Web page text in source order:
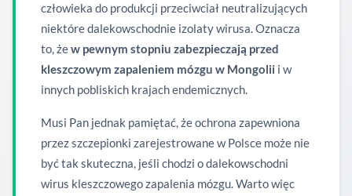
człowieka do produkcji przeciwciał neutralizujących
niektóre dalekowschodnie izolaty wirusa. Oznacza
to, żew pewnym stopniu zabezpieczają przed
kleszczowym zapaleniem mózgu w Mongolii i w
innych pobliskich krajach endemicznych.
Musi Pan jednak pamiętać, że ochrona zapewniona
przez szczepionki zarejestrowane w Polsce może nie
być tak skuteczna, jeśli chodzi o dalekowschodni
wirus kleszczowego zapalenia mózgu. Warto więc